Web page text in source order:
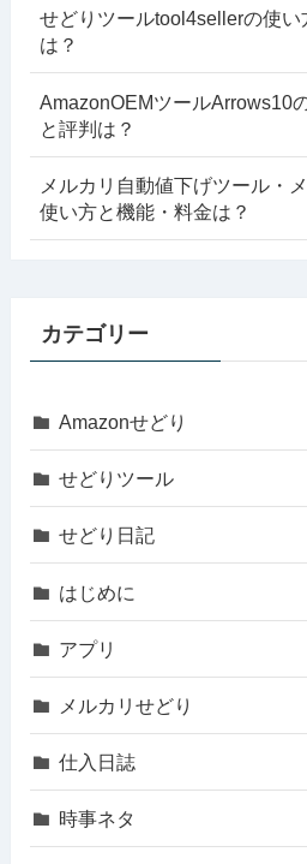
せどりツールtool4sellerの使い
は？
AmazonOEMツールArrows10
と評判は？
メルカリ自動値下げツール・
使い方と機能・料金は？
カテゴリー
Amazonせどり
せどりツール
せどり日記
はじめに
アプリ
メルカリせどり
仕入日誌
時事ネタ